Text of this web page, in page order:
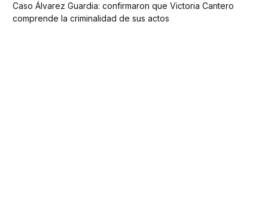
Caso Álvarez Guardia: confirmaron que Victoria Cantero
comprende la criminalidad de sus actos